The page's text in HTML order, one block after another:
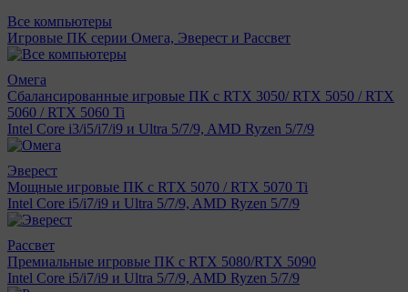
Все компьютеры
Игровые ПК серии Омега, Эверест и Рассвет
Омега
Сбалансированные игровые ПК с RTX 3050/ RTX 5050 / RTX
5060 / RTX 5060 Ti
Intel Core i3/i5/i7/i9 и Ultra 5/7/9, AMD Ryzen 5/7/9
Эверест
Мощные игровые ПК с RTX 5070 / RTX 5070 Ti
Intel Core i5/i7/i9 и Ultra 5/7/9, AMD Ryzen 5/7/9
Рассвет
Премиальные игровые ПК с RTX 5080/RTX 5090
Intel Core i5/i7/i9 и Ultra 5/7/9, AMD Ryzen 5/7/9